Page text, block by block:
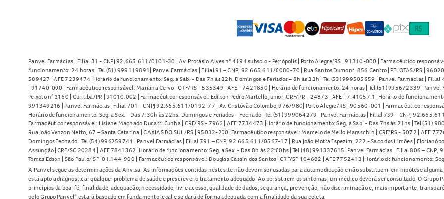
Panvel Farmácias | Filial 31 - CNPJ 92.665.611/0101-30 | Av. Protásio Alves n° 4194 subsolo - Petrópolis | Porto Alegre/RS | 91310-000 | Farmacêutico
funcionamento: 24 horas | Tel (51) 999119891| Panvel Farmácias | Filial 91 – CNPJ 92.665.611/0080-70 | Rua Santos Dumont, 856 Centro | PELOTAS/RS |
589427 | AFE 7239474 |Horário de funcionamento: Seg. a Sab. - Das 7h às 22h. Domingos e Feriados – 8h às 22h | Tel (53) 999505659 | Panvel Farmácias |
| 91740-000 | Farmacêutico responsável: Mariana Cervo | CRF/RS - 535349 | AFE - 7421850 | Horário de funcionamento: 24 horas | Tel (51) 995672339|
Peixoto n° 2160 | Curitiba/PR | 91010.002 | Farmacêutico responsável: Edilson Pedro Martello Junior| CRF/PR - 24873 | AFE - 7.41057.1| Horário de
991349216 | Panvel Farmácias | Filial 701 - CNPJ 92.665.611/0192-77 | Av. Cristóvão Colombo, 976/980| Porto Alegre/RS | 90560-001 | Farmacêutico
Horário de funcionamento: Seg. a Sex. - Das 7:30h às 22hs. Domingos e Feriados – Fechado | Tel (51) 999064279 | Panvel Farmácias | Filial 739 – CNPJ
Farmacêutico responsável: Lisiane Machado Ducatti Cunha | CRF/RS - 7962 | AFE 7734473 |Horário de funcionamento: Seg. a Sab. - Das 7hs às 21hs | Tel (51)
Rua João Venzon Netto, 67 – Santa Catarina | CAXIAS DO SUL/RS | 95032-200| Farmacêutico responsável: Marcelo de Mello Maraschin | CRF/RS - 5072 | AFE
Domingos Fechado | Tel (54) 996259744 | Panvel Farmácias | Filial 791 – CNPJ 92.665.611/0567-17 | Rua João Motta Espezim, 222 - Saco dos Limões |
Assunção | CRF/SC 20284 | AFE 7841362 |Horário de funcionamento: Seg. a Sex. - Das 8h às 22:00hs | Tel (48) 991337615| Panvel Farmácias | Filial 806 –
Tomas Edson | São Paulo/ SP |01.144-900 | Farmacêutico responsável: Douglas Cassin dos Santos | CRF/SP 104682 | AFE 7752413 |Horário de funcionamento:
A Panvel segue as determinações da Anvisa. As informações contidas neste site não devem ser usadas para automedicação e não substituem, em hipótese
está apto a diagnosticar qualquer problema de saúde e prescrever o tratamento adequado. Ao persistirem os sintomas, um médico deverá ser consultado. O Grupo
princípios da boa-fé, finalidade, adequação, necessidade, livre acesso, qualidade de dados, segurança, prevenção, não discriminação e, mais importante,
pelo Grupo Panvel* estará baseado em fundamento legal e se dará de forma adequada com a finalidade da sua coleta.